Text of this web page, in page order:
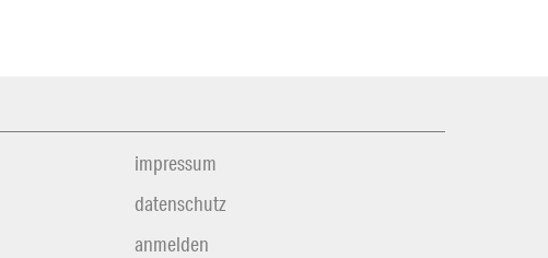
impressum
datenschutz
anmelden